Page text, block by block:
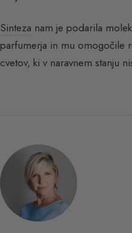
Sinteza nam je podarila
parfumerja in mu omogočile
cvetov, ki v naravnem stanju